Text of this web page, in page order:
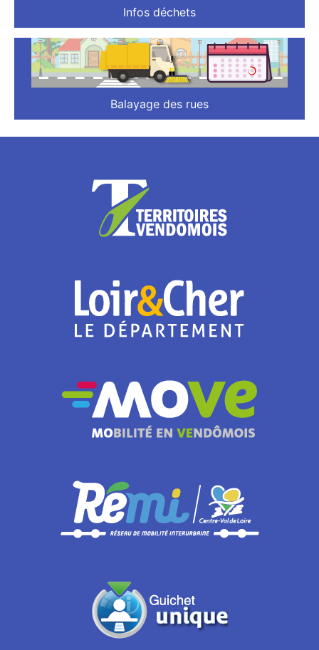
Infos déchets
Balayage des rues